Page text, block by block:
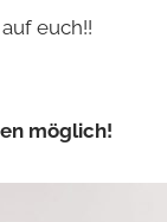
euch!!
möglich!